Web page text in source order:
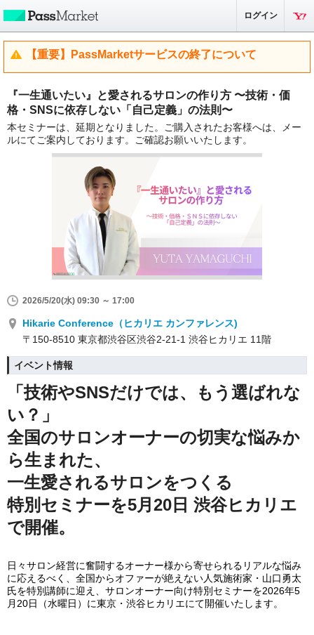
ログイン
【重要】PassMarketサービスの終了について
『一生通いたい』と愛されるサロンの作り方 〜技術・価
格・SNSに依存しない「自己定義」の法則〜
本セミナーは、延期となりました。ご購入されたお客様へは、メー
ルにてご案内しております。ご確認お願いいたします。
2026/5/20(水) 09:30 ～ 17:00
Hikarie Conference（ヒカリエ カンファレンス)
〒150-8510 東京都渋谷区渋谷2-21-1 渋谷ヒカリエ 11階
イベント情報
「技術やSNSだけでは、もう選ばれな
い？」
全国のサロンオーナーの切実な悩みか
ら生まれた、
一生愛されるサロンをつくる
特別セミナーを5月20日 渋谷ヒカリエ
で開催。
日々サロン経営に奮闘するオーナー様から寄せられるリアルな悩み
に応えるべく、全国からオファーが絶えない人気施術家・山口勇太
氏を特別講師に迎え、サロンオーナー向け特別セミナーを2026年5
月20日（水曜日）に東京・渋谷ヒカリエにて開催いたします。